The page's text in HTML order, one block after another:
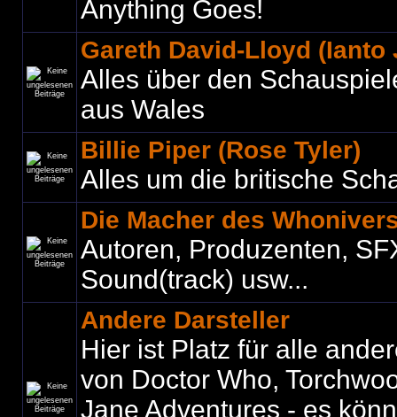
Anything Goes!
Gareth David-Lloyd (Ianto
Alles über den
aus Wales
Billie Piper (Rose Tyler)
Alles um die britische
Die Macher des
Autoren, Produzenten,
Sound(track) usw...
Andere Darsteller
Hier ist Platz für alle
von Doctor Who,
Jane Adventures - es